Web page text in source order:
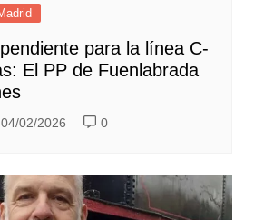
para la línea C-
El PP de Fuenlabrada
04/02/2026 0